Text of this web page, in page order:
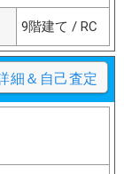
9階建て / RC
細＆自己査定